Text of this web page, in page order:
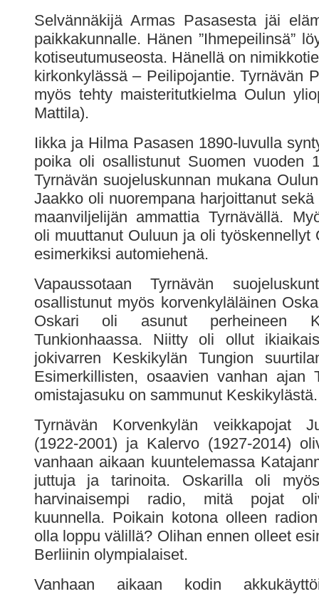
Selvännäkijä Armas Pasasesta jäi
paikkakunnalle. Hänen ”Ihmepeilinsä”
kotiseutumuseosta. Hänellä on
kirkonkylässä – Peilipojantie. Tyrnävän
myös tehty maisteritutkielma Oulun
Mattila).
Iikka ja Hilma Pasasen 1890-luvulla
poika oli osallistunut Suomen vuoden
Tyrnävän suojeluskunnan mukana
Jaakko oli nuorempana harjoittanut
maanviljelijän ammattia Tyrnävällä.
oli muuttanut Ouluun ja oli työskennellyt
esimerkiksi automiehenä.
Vapaussotaan Tyrnävän
osallistunut myös korvenkyläläinen
Oskari oli asunut perheineen
Tunkionhaassa. Niitty oli ollut
jokivarren Keskikylän Tungion
Esimerkillisten, osaavien vanhan ajan
omistajasuku on sammunut Keskikylästä.
Tyrnävän Korvenkylän veikkapojat
(1922-2001) ja Kalervo (1927-2014)
vanhaan aikaan kuuntelemassa
juttuja ja tarinoita. Oskarilla oli
harvinaisempi radio, mitä pojat
kuunnella. Poikain kotona olleen
olla loppu välillä? Olihan ennen olleet
Berliinin olympialaiset.
Vanhaan aikaan kodin